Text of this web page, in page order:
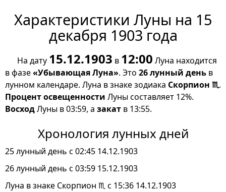
Характеристики Луны на 15
декабря 1903 года
На дату 15.12.1903 в 12:00 Луна находится
в фазе«Убывающая Луна». Это 26 лунный день в
лунном календаре. Луна в знаке зодиака Скорпион ♏.
Процент освещенности Луны составляет 12%.
ВосходЛуны в 03:59, а закат в 13:55.
Хронология лунных дней
25 лунный день с 02:45 14.12.1903
26 лунный день с 03:59 15.12.1903
Луна в знаке Скорпион ♏ с 15:36 14.12.1903